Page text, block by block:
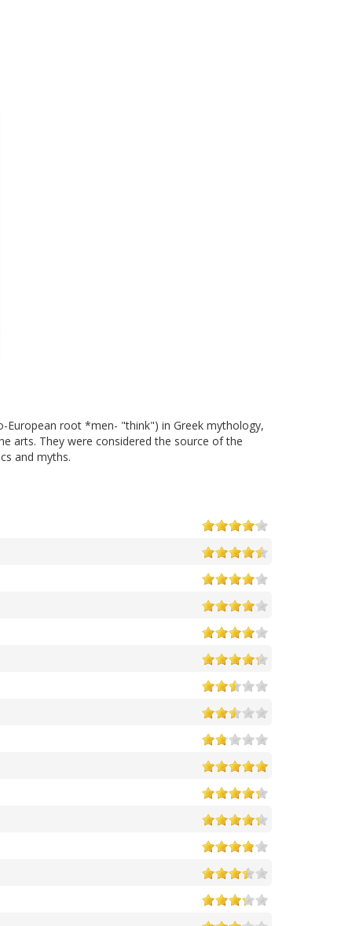
European root *men- "think") in Greek mythology,
arts. They were considered the source of the
and myths.